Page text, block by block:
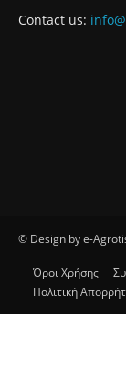
Contact us:
© Design by e-
Όροι Χρήσης
Πολιτική